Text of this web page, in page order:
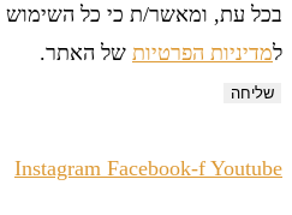
בכל עת, ומאשר/ת כי כל
למדיניות הפרטיות של האתר.
שליחה
Instagram Facebook-f Youtube